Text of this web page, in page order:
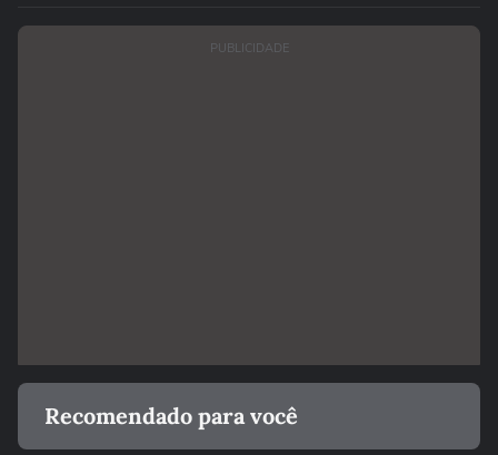
PUBLICIDADE
Recomendado para você